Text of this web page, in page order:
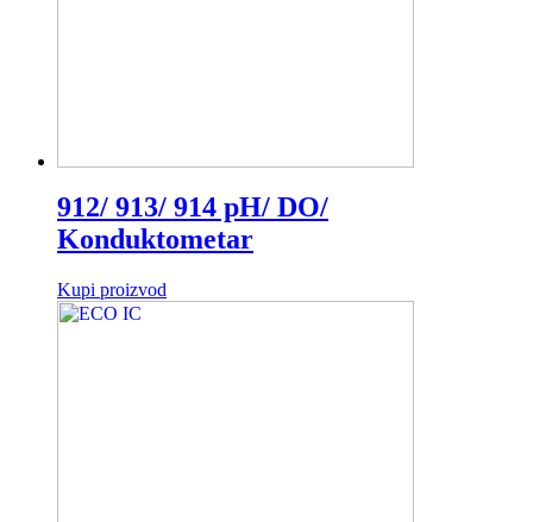
912/ 913/ 914 pH/ DO/
Konduktometar
Kupi proizvod